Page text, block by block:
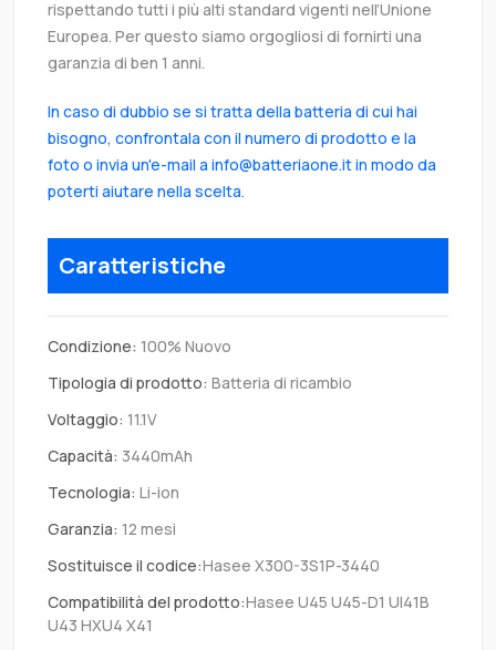
rispettando tutti i più alti standard vigenti nell’Unione
Europea. Per questo siamo orgogliosi di fornirti una
garanzia di ben 1 anni.
In caso di dubbio se si tratta della batteria di cui hai
bisogno, confrontala con il numero di prodotto e la
foto o invia un'e-mail a info@batteriaone.it in modo da
poterti aiutare nella scelta.
Caratteristiche
Condizione: 100% Nuovo
Tipologia di prodotto: Batteria di ricambio
Voltaggio: 11.1V
Capacità: 3440mAh
Tecnologia: Li-ion
Garanzia: 12 mesi
Sostituisce il codice:Hasee X300-3S1P-3440
Compatibilità del prodotto:Hasee U45 U45-D1 UI41B
U43 HXU4 X41